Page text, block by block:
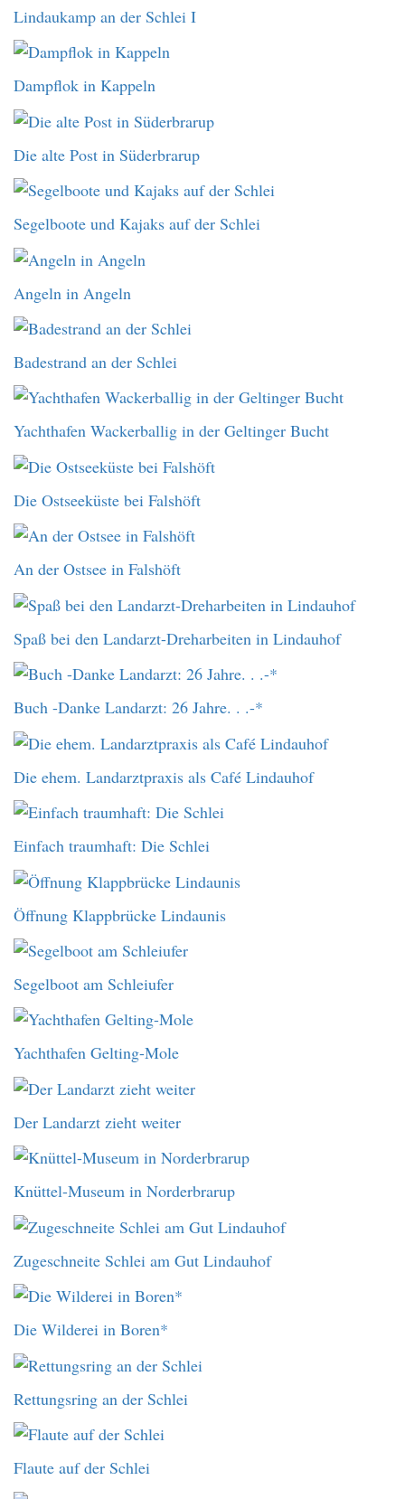
Lindaukamp an der Schlei I
Dampflok in Kappeln
Die alte Post in Süderbrarup
Segelboote und Kajaks auf der Schlei
Angeln in Angeln
Badestrand an der Schlei
Yachthafen Wackerballig in der Geltinger Bucht
Die Ostseeküste bei Falshöft
An der Ostsee in Falshöft
Spaß bei den Landarzt-Dreharbeiten in Lindauhof
Buch -Danke Landarzt: 26 Jahre. . .-*
Die ehem. Landarztpraxis als Café Lindauhof
Einfach traumhaft: Die Schlei
Öffnung Klappbrücke Lindaunis
Segelboot am Schleiufer
Yachthafen Gelting-Mole
Der Landarzt zieht weiter
Knüttel-Museum in Norderbrarup
Zugeschneite Schlei am Gut Lindauhof
Die Wilderei in Boren*
Rettungsring an der Schlei
Flaute auf der Schlei